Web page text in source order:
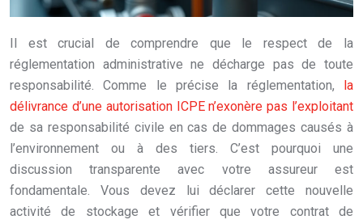
Il est crucial de comprendre que le respect de la
réglementation administrative ne décharge pas de toute
responsabilité. Comme le précise la réglementation,
la
délivrance d’une autorisation ICPE n’exonère pas l’exploitant
de sa responsabilité civile en cas de dommages causés à
l’environnement ou à des tiers. C’est pourquoi une
discussion transparente avec votre assureur est
fondamentale. Vous devez lui déclarer cette nouvelle
activité de stockage et vérifier que votre contrat de